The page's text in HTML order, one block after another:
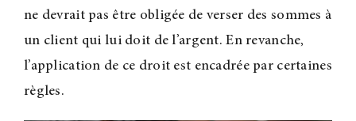
ne devrait pas être obligée de verser des sommes à
un client qui lui doit de l’argent. En revanche,
l’application de ce droit est encadrée par certaines
règles.